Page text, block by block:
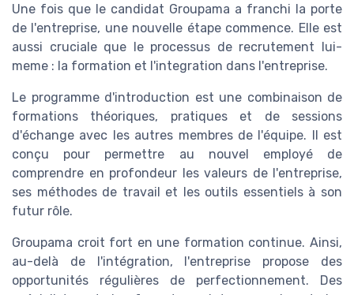
Une fois que le candidat Groupama a franchi la porte
de l'entreprise, une nouvelle étape commence. Elle est
aussi cruciale que le processus de recrutement lui-
meme : la formation et l'integration dans l'entreprise.
Le programme d'introduction est une combinaison de
formations théoriques, pratiques et de sessions
d'échange avec les autres membres de l'équipe. Il est
conçu pour permettre au nouvel employé de
comprendre en profondeur les valeurs de l'entreprise,
ses méthodes de travail et les outils essentiels à son
futur rôle.
Groupama croit fort en une formation continue. Ainsi,
au-delà de l'intégration, l'entreprise propose des
opportunités régulières de perfectionnement. Des